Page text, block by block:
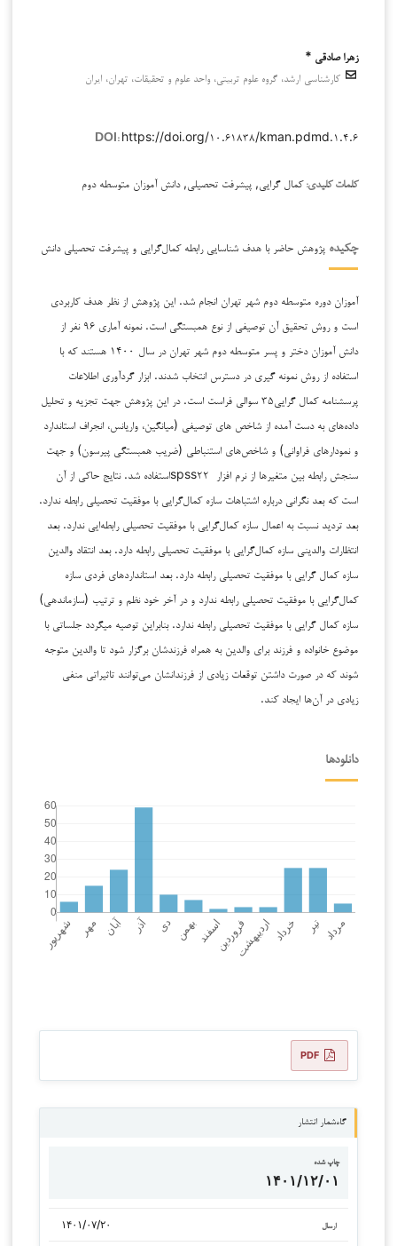
زهرا صادقی *
کارشناسی ارشد، گروه علوم تربیتی، واحد علوم و تحقیقات، تهران، ایران
DOI: https://doi.org/۱۰.۶۱۸۳۸/kman.pdmd.۱.۴.۶
کلمات کلیدی:کمال گرایی, پیشرفت تحصیلی, دانش آموزان متوسطه دوم
چکیده پژوهش حاضر با هدف شناسایی رابطه کمال‌گرایی و پیشرفت تحصیلی دانش
آموزان دوره متوسطه دوم شهر تهران انجام شد. این پژوهش از نظر هدف کاربردی
است و روش تحقیق آن توصیفی از نوع همبستگی است. نمونه آماری ۹۶ نفر از
دانش آموزان دختر و پسر متوسطه دوم شهر تهران در سال ۱۴۰۰ هستند که با
استفاده از روش نمونه گیری در دسترس انتخاب شدند. ابزار گردآوری اطلاعات
پرسشنامه کمال گرایی۳۵ سوالی فراست است. در این پژوهش جهت تجزیه و تحلیل
داده‌های به دست آمده از شاخص های توصیفی (میانگین، واریانس، انجراف استاندارد
و نمودارهای فراوانی) و شاخص‌های استنباطی (ضریب همبستگی پیرسون) و جهت
سنجش رابطه بین متغیرها از نرم افزار spss۲۲استفاده شد. نتایج حاکی از آن
است که بعد نگرانی درباره اشتباهات سازه کمال‌گرایی با موفقیت تحصیلی رابطه ندارد.
بعد تردید نسبت به اعمال سازه کمال‌گرایی با موفقیت تحصیلی رابطه‌ایی ندارد. بعد
انتظارات والدینی سازه کمال‌گرایی با موفقیت تحصیلی رابطه دارد. بعد انتقاد والدین
سازه کمال گرایی با موفقیت تحصیلی رابطه دارد. بعد استانداردهای فردی سازه
کمال‌گرایی با موفقیت تحصیلی رابطه ندارد و در آخر خود نظم و ترتیب (سازماندهی)
سازه کمال گرایی با موفقیت تحصیلی رابطه ندارد. بنابراین توصیه میگردد جلساتی با
موضوع خانواده و فرزند برای والدین به همراه فرزندشان برگزار شود تا والدین متوجه
شوند که در صورت داشتن توقعات زیادی از فرزندانشان می‌توانند تاثیراتی منفی
زیادی در آن‌ها ایجاد کند.
دانلودها
PDF
گاه‌شمار انتشار
چاپ شده
۱۴۰۱/۱۲/۰۱
ارسال ۱۴۰۱/۰۷/۲۰